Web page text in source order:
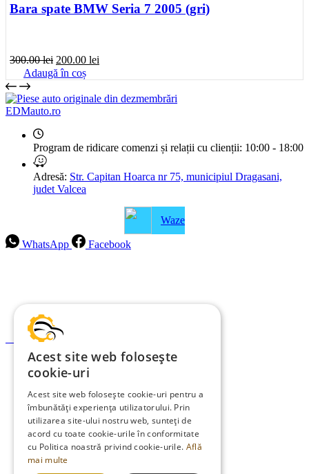
Bara spate BMW Seria 7 2005 (gri)
300.00lei Prețul
inițial
a
fost:
300.00 lei.
200.00 lei
este:
200.00 lei.
Adaugă în coș
EDMauto.ro
Program de ridicare comenzi și relații cu clienții: 10:00 - 18:00
Adresă: Str. Capitan Hoarca nr 75, municipiul Dragasani,
judet Valcea
Waze
WhatsApp
Facebook
Politica de ramburs și retur
Formular de retur
Garanții
Termeni și condiții
Politica de Cookies
Politica de confidențialitate
Acest site web folosește
cookie-uri
Acest site web folosește cookie-uri pentru a
îmbunătăți experiența utilizatorului. Prin
utilizarea site-ului nostru web, sunteți de
acord cu toate cookie-urile în conformitate
cu Politica noastră privind cookie-urile. Află
mai multe